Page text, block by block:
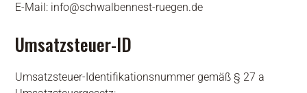
E-Mail: info@schwalbennest-ruegen.de
Umsatzsteuer-ID
Umsatzsteuer-Identifikationsnummer gemäß § 27 a